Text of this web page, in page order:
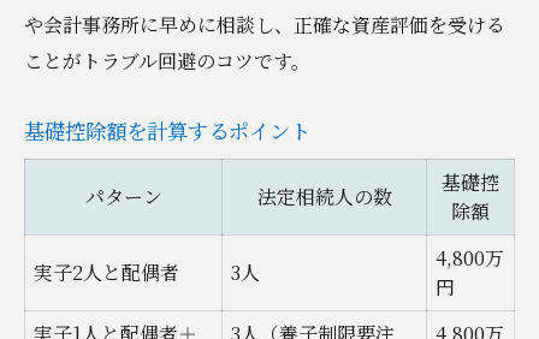
や会計事務所に早めに相談し、正確な資産評価を受ける
ことがトラブル回避のコツです。
基礎控除額を計算するポイント
パターン 法定相続人の数
基礎控
除額
実子2人と配偶者 3人
4,800万
円
実子1人と配偶者＋
3人（養子制限要注
4,800万